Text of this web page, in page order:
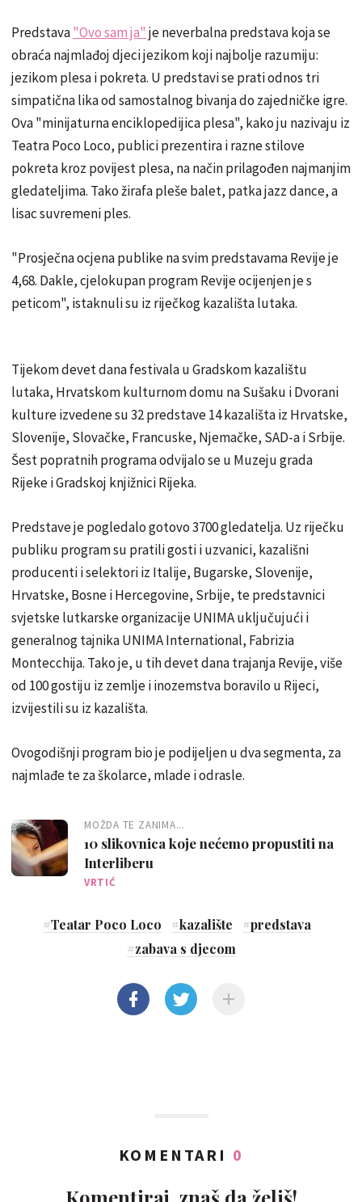
Predstava"Ovo sam ja" je neverbalna predstava koja se
obraća najmlađoj djeci jezikom koji najbolje razumiju:
jezikom plesa i pokreta. U predstavi se prati odnos tri
simpatična lika od samostalnog bivanja do zajedničke igre.
Ova "minijaturna enciklopedijica plesa", kako ju nazivaju iz
Teatra Poco Loco, publici prezentira i razne stilove
pokreta kroz povijest plesa, na način prilagođen najmanjim
gledateljima. Tako žirafa pleše balet, patka jazz dance, a
lisac suvremeni ples.
"Prosječna ocjena publike na svim predstavama Revije je
4,68. Dakle, cjelokupan program Revije ocijenjen je s
peticom", istaknuli su iz riječkog kazališta lutaka.
Tijekom devet dana festivala u Gradskom kazalištu
lutaka, Hrvatskom kulturnom domu na Sušaku i Dvorani
kulture izvedene su 32 predstave 14 kazališta iz Hrvatske,
Slovenije, Slovačke, Francuske, Njemačke, SAD-a i Srbije.
Šest popratnih programa odvijalo se u Muzeju grada
Rijeke i Gradskoj knjižnici Rijeka.
Predstave je pogledalo gotovo 3700 gledatelja. Uz riječku
publiku program su pratili gosti i uzvanici, kazališni
producenti i selektori iz Italije, Bugarske, Slovenije,
Hrvatske, Bosne i Hercegovine, Srbije, te predstavnici
svjetske lutkarske organizacije UNIMA uključujući i
generalnog tajnika UNIMA International, Fabrizia
Montecchija. Tako je, u tih devet dana trajanja Revije, više
od 100 gostiju iz zemlje i inozemstva boravilo u Rijeci,
izvijestili su iz kazališta.
Ovogodišnji program bio je podijeljen u dva segmenta, za
najmlađe te za školarce, mlade i odrasle.
MOŽDA TE ZANIMA...
10 slikovnica koje nećemo propustiti na
Interliberu
VRTIĆ
#Teatar Poco Loco #kazalište #predstava
#zabava s djecom
KOMENTARI 0